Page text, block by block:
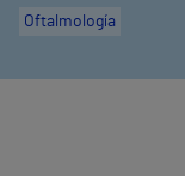
Oftalmología